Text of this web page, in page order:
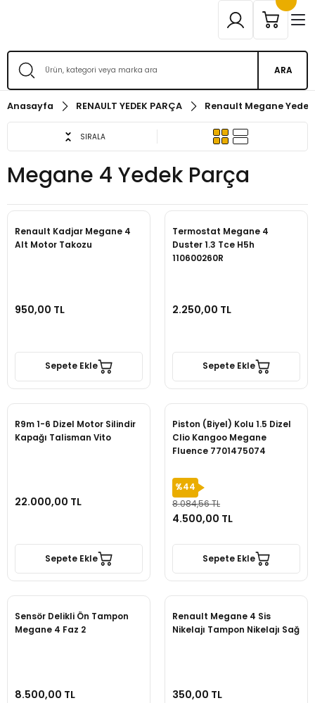
ARA
Anasayfa RENAULT YEDEK PARÇA Renault Megane
SIRALA
Megane 4 Yedek Parça
Renault Kadjar Megane 4
Alt Motor Takozu
950,00 TL
Sepete Ekle
Termostat Megane 4
Duster 1.3 Tce H5h
110600260R
2.250,00 TL
Sepete Ekle
R9m 1-6 Dizel Motor Silindir
Kapağı Talisman Vito
22.000,00 TL
Sepete Ekle
Piston (Biyel) Kolu 1.5 Dizel
Clio Kangoo Megane
Fluence 7701475074
%44
8.084,56 TL
4.500,00 TL
Sepete Ekle
Sensör Delikli Ön Tampon
Megane 4 Faz 2
8.500,00 TL
Renault Megane 4 Sis
Nikelajı Tampon Nikelajı Sağ
350,00 TL